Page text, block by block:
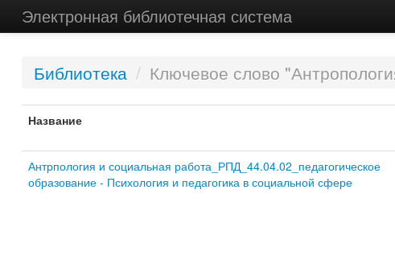
Электронная библиотечная система
Библиотека / Ключевое слово
Название
Антрпология и социальная работа_РПД_44.04.02_педагогическое
образование - Психология и педагогика в социальной сфере